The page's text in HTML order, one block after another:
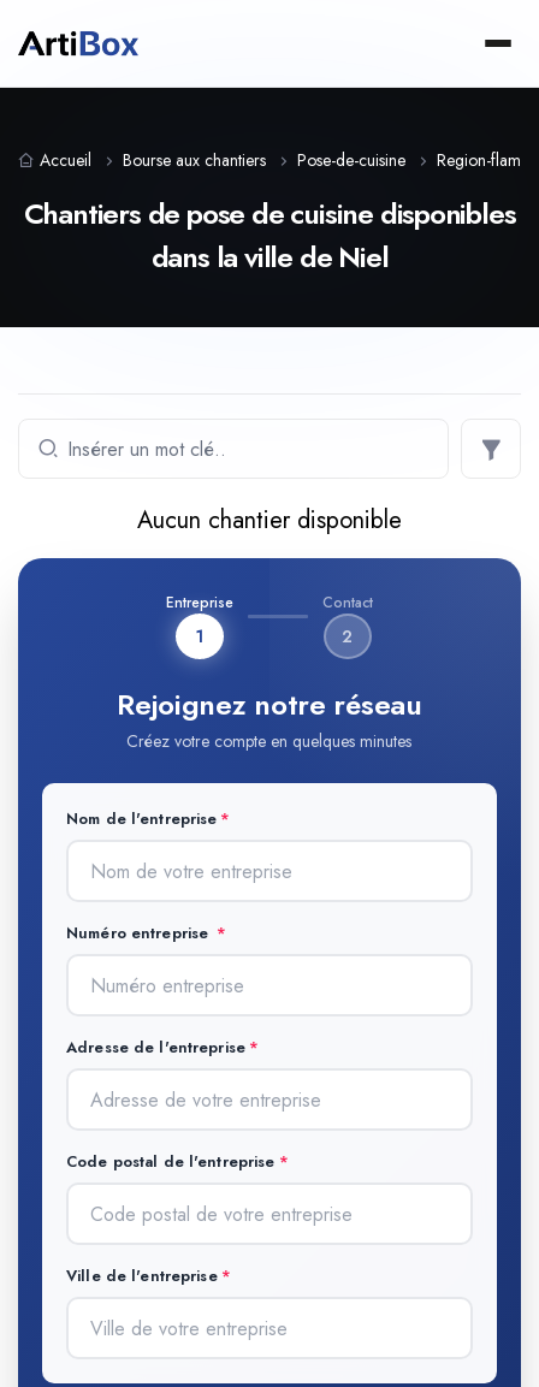
Accueil Bourse aux chantiers Pose-de-cuisine Region-
Chantiers de pose de cuisine disponibles
dans la ville de Niel
Aucun chantier disponible
Entreprise
1
Contact
2
Rejoignez notre réseau
Créez votre compte en quelques minutes
Nom de l'entreprise
Numéro entreprise
Adresse de l'entreprise
Code postal de l'entreprise
Ville de l'entreprise